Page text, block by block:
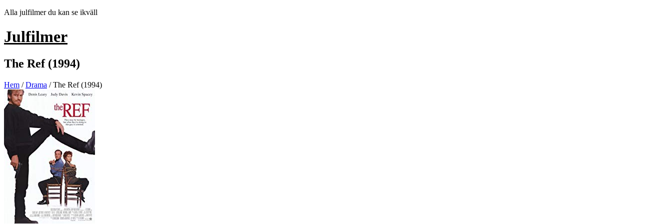
Hoppa
innehåll
Alla julfilmer du kan se ikväll
Julfilmer
The Ref (1994)
Hem /Drama / The Ref (1994)